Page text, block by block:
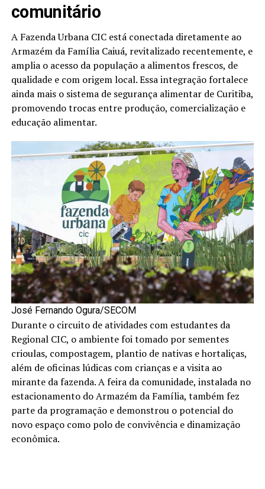
comunitário
A Fazenda Urbana CIC está conectada diretamente ao
Armazém da Família Caiuá, revitalizado recentemente, e
amplia o acesso da população a alimentos frescos, de
qualidade e com origem local. Essa integração fortalece
ainda mais o sistema de segurança alimentar de Curitiba,
promovendo trocas entre produção, comercialização e
educação alimentar.
José Fernando Ogura/SECOM
Durante o circuito de atividades com estudantes da
Regional CIC, o ambiente foi tomado por sementes
crioulas, compostagem, plantio de nativas e hortaliças,
além de oficinas lúdicas com crianças e a visita ao
mirante da fazenda. A feira da comunidade, instalada no
estacionamento do Armazém da Família, também fez
parte da programação e demonstrou o potencial do
novo espaço como polo de convivência e dinamização
econômica.